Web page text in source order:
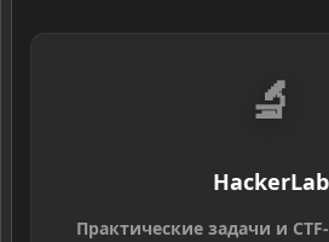
🔬
HackerLab
Практические задачи и